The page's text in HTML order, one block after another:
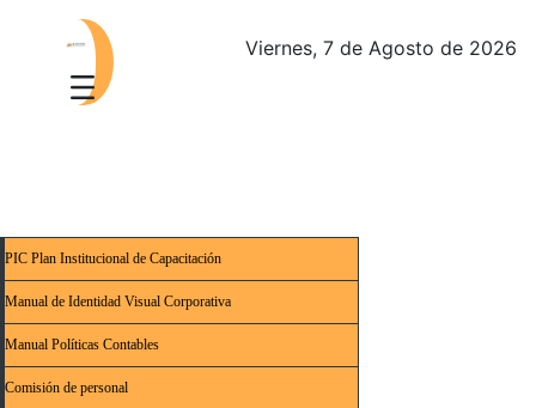
Viernes, 7 de Agosto de 2026
PIC Plan Institucional de Capacitación
Manual de Identidad Visual Corporativa
Manual Políticas Contables
Comisión de personal